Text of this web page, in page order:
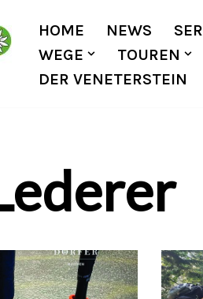
HOME NEWS
WEGE
TOUREN
DER VENETERSTEIN